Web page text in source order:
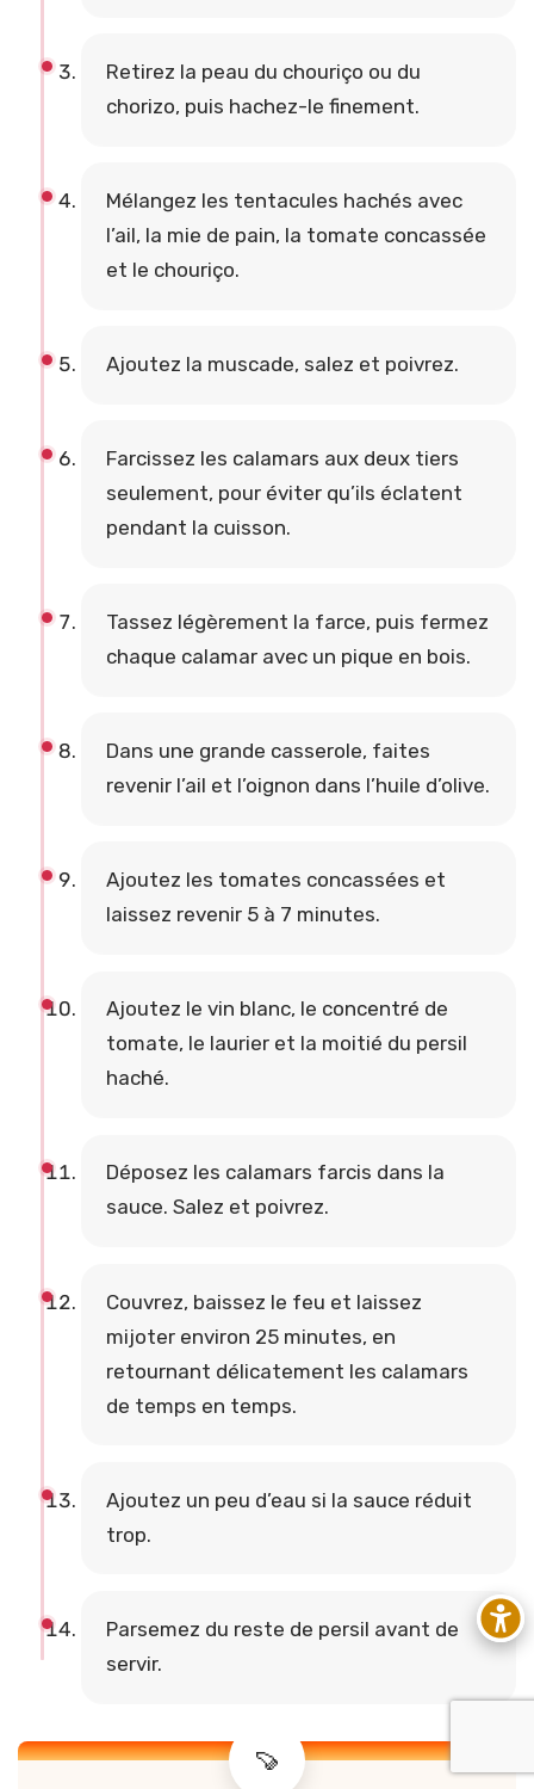
Retirez la peau du chouriço ou du
chorizo, puis hachez-le finement.
Mélangez les tentacules hachés avec
l’ail, la mie de pain, la tomate concassée
et le chouriço.
Ajoutez la muscade, salez et poivrez.
Farcissez les calamars aux deux tiers
seulement, pour éviter qu’ils éclatent
pendant la cuisson.
Tassez légèrement la farce, puis fermez
chaque calamar avec un pique en bois.
Dans une grande casserole, faites
revenir l’ail et l’oignon dans l’huile d’olive.
Ajoutez les tomates concassées et
laissez revenir 5 à 7 minutes.
Ajoutez le vin blanc, le concentré de
tomate, le laurier et la moitié du persil
haché.
Déposez les calamars farcis dans la
sauce. Salez et poivrez.
Couvrez, baissez le feu et laissez
mijoter environ 25 minutes, en
retournant délicatement les calamars
de temps en temps.
Ajoutez un peu d’eau si la sauce réduit
trop.
Parsemez du reste de persil avant de
servir.